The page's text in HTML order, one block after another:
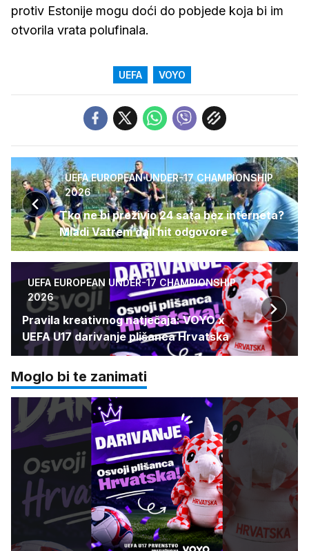
protiv Estonije mogu doći do pobjede koja bi im
otvorila vrata polufinala.
UEFA VOYO
UEFA EUROPEAN UNDER-17 CHAMPIONSHIP
2026
Tko ne bi preživio 24 sata bez interneta?
Mladi Vatreni dali hit odgovore
UEFA EUROPEAN UNDER-17 CHAMPIONSHIP
2026
Pravila kreativnog natječaja: VOYO x
UEFA U17 darivanje plišanca Hrvatska
Moglo bi te zanimati